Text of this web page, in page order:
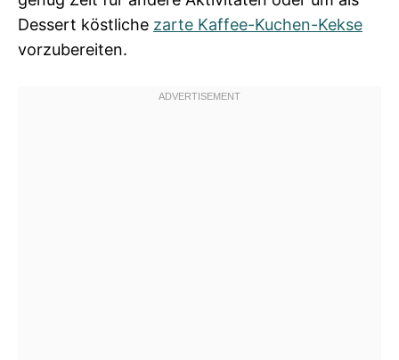
Dessert köstliche zarte Kaffee-Kuchen-Kekse
vorzubereiten.